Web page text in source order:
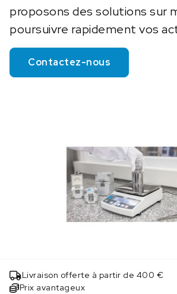
proposons des solutions sur
poursuivre rapidement vos
Contactez-nous
Livraison offerte à partir de 400 €
Prix avantageux